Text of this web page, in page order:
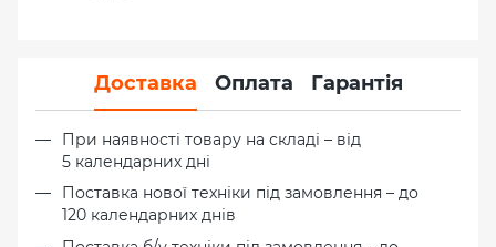
Доставка Оплата Гарантія
При наявності товару на складі – від
5 календарних дні
Поставка нової техніки під замовлення – до
120 календарних днів